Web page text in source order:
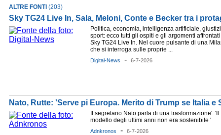
ALTRE FONTI (203)
Sky TG24 Live In, Sala, Meloni, Conte e Becker tra i
Politica, economia, intelligenza artificiale,
sport: ecco tutti gli ospiti e gli argomenti affrontati
Sky TG24 Live In. Nel cuore pulsante di una
che si interroga sulle proprie ...
Digital-News - 6-7-2026
Nato, Rutte: 'Serve pi Europa. Merito di Trump se Italia
Il segretario Nato parla di una trasformazione': 'Il
modello degli ultimi anni non era sostenibile '
Adnkronos - 6-7-2026